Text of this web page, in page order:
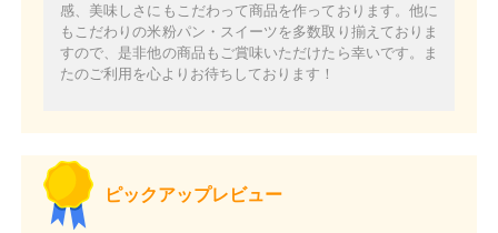
感、美味しさにもこだわって商品を作っております。他に
もこだわりの米粉パン・スイーツを多数取り揃えておりま
すので、是非他の商品もご賞味いただけたら幸いです。ま
たのご利用を心よりお待ちしております！
ピックアップレビュー